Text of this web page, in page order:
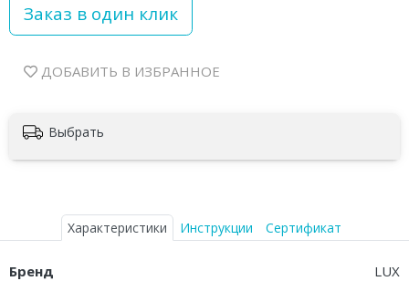
Заказ в один клик
Выбрать
Характеристики Инструкции Сертификат
Бренд
LUX